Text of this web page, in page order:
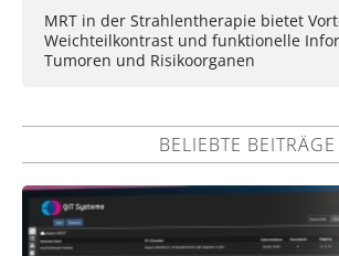
MRT in der Strahlentherapie bietet
Weichteilkontrast und funktionelle
Tumoren und Risikoorganen
BELIEBTE BEITRÄGE